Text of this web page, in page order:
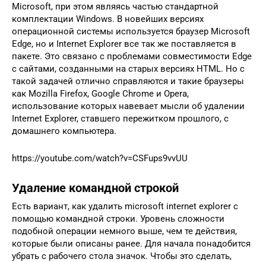
Microsoft, при этом являясь частью стандартной
комплектации Windows. В новейших версиях
операционной системы используется браузер Microsoft
Edge, но и Internet Explorer все так же поставляется в
пакете. Это связано с проблемами совместимости Edge
с сайтами, созданными на старых версиях HTML. Но с
такой задачей отлично справляются и такие браузеры
как Mozilla Firefox, Google Chrome и Opera,
использование которых навевает мысли об удалении
Internet Explorer, ставшего пережитком прошлого, с
домашнего компьютера.
https://youtube.com/watch?v=CSFups9vvUU
Удаление командной строкой
Есть вариант, как удалить microsoft internet explorer с
помощью командной строки. Уровень сложности
подобной операции немного выше, чем те действия,
которые были описаны ранее. Для начала понадобится
убрать с рабочего стола значок. Чтобы это сделать,